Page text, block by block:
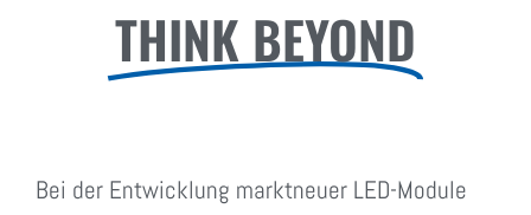
THINK BEYOND
Bei der Entwicklung marktneuer LED-Module